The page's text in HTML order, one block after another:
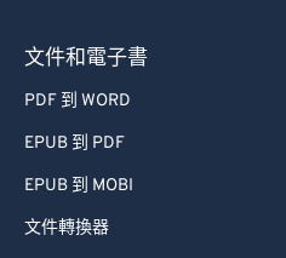
文件和電子書
PDF 到 WORD
EPUB 到 PDF
EPUB 到 MOBI
文件轉換器